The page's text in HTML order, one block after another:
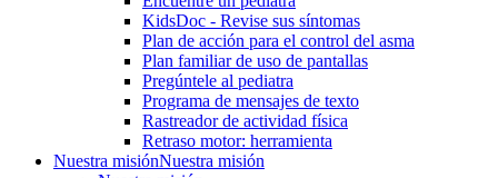
KidsDoc - Revise sus síntomas
Plan de acción para el control del asma
Plan familiar de uso de pantallas
Pregúntele al pediatra
Programa de mensajes de texto
Rastre​​ador de activida​d física
Retraso motor: herramienta
Nuestra misiónNuestra misión